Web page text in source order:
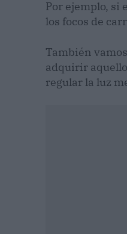
Por ejemplo, si
los focos de
También
adquirir
regular la luz